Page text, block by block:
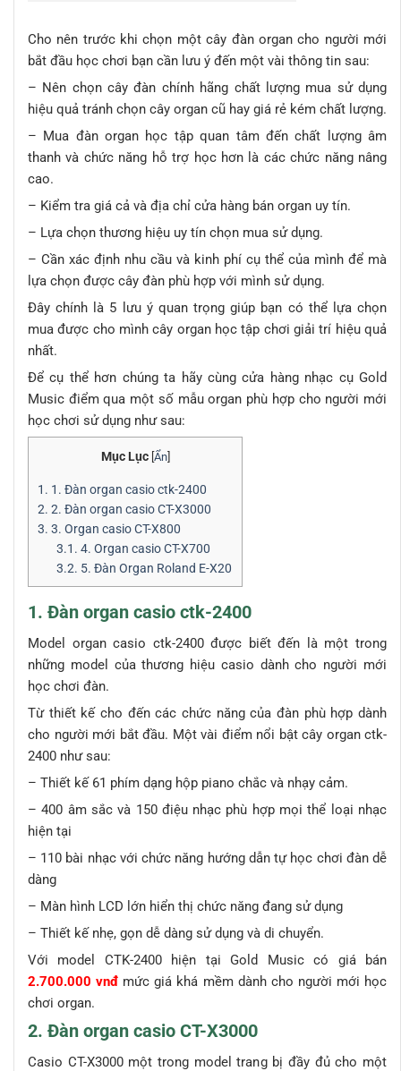
Cho nên trước khi chọn một cây đàn organ cho người mới
bắt đầu học chơi bạn cần lưu ý đến một vài thông tin sau:
– Nên chọn cây đàn chính hãng chất lượng mua sử dụng
hiệu quả tránh chọn cây organ cũ hay giá rẻ kém chất lượng.
– Mua đàn organ học tập quan tâm đến chất lượng âm
thanh và chức năng hỗ trợ học hơn là các chức năng nâng
cao.
– Kiểm tra giá cả và địa chỉ cửa hàng bán organ uy tín.
– Lựa chọn thương hiệu uy tín chọn mua sử dụng.
– Cần xác định nhu cầu và kinh phí cụ thể của mình để mà
lựa chọn được cây đàn phù hợp với mình sử dụng.
Đây chính là 5 lưu ý quan trọng giúp bạn có thể lựa chọn
mua được cho mình cây organ học tập chơi giải trí hiệu quả
nhất.
Để cụ thể hơn chúng ta hãy cùng cửa hàng nhạc cụ Gold
Music điểm qua một số mẫu organ phù hợp cho người mới
học chơi sử dụng như sau:
Mục Lục Ẩn]
1. 1. Đàn organ casio ctk-2400
2. 2. Đàn organ casio CT-X3000
3. 3. Organ casio CT-X800
3.1. 4. Organ casio CT-X700
3.2. 5. Đàn Organ Roland E-X20
1. Đàn organ casio ctk-2400
Model organ casio ctk-2400 được biết đến là một trong
những model của thương hiệu casio dành cho người mới
học chơi đàn.
Từ thiết kế cho đến các chức năng của đàn phù hợp dành
cho người mới bắt đầu. Một vài điểm nổi bật cây organ ctk-
2400 như sau:
– Thiết kế 61 phím dạng hộp piano chắc và nhạy cảm.
– 400 âm sắc và 150 điệu nhạc phù hợp mọi thể loại nhạc
hiện tại
– 110 bài nhạc với chức năng hướng dẫn tự học chơi đàn dễ
dàng
– Màn hình LCD lớn hiển thị chức năng đang sử dụng
– Thiết kế nhẹ, gọn dễ dàng sử dụng và di chuyển.
Với model CTK-2400 hiện tại Gold Music có giá bán
2.700.000 vnđ mức giá khá mềm dành cho người mới học
chơi organ.
2. Đàn organ casio CT-X3000
Casio CT-X3000 một trong model trang bị đầy đủ cho một